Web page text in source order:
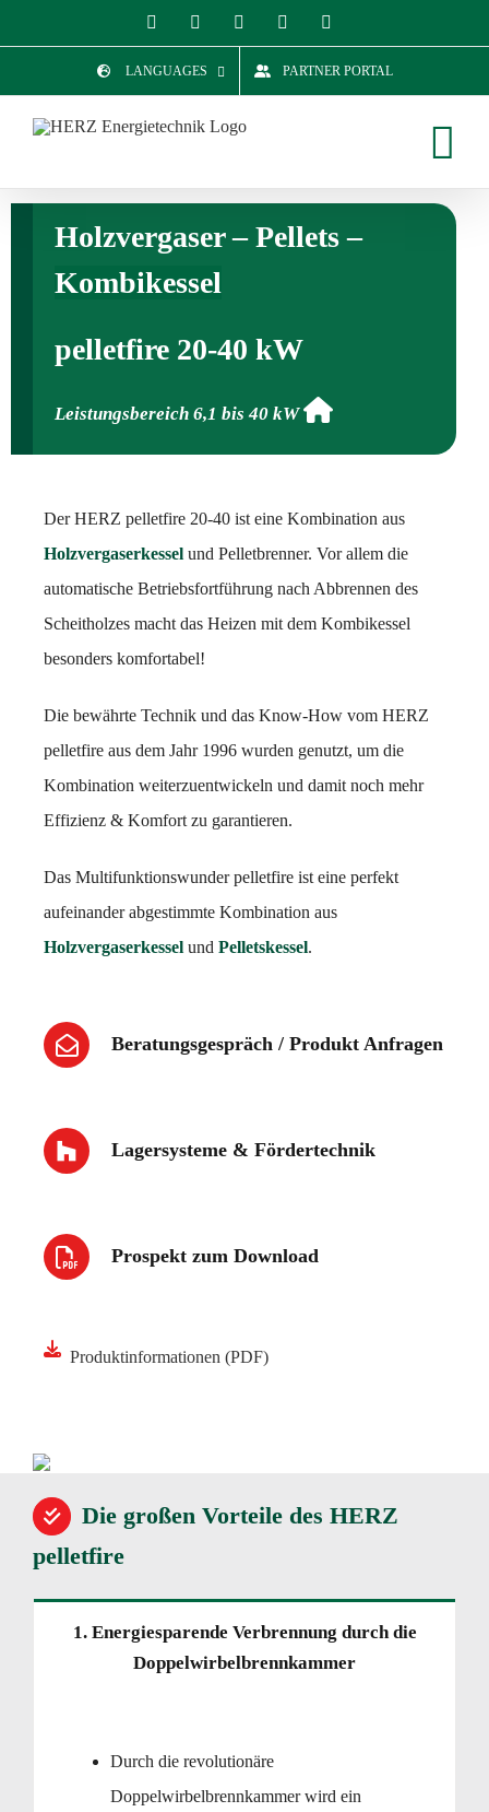
Inhalt
FacebookYouTubeInstagramLinkedIn
LANGUAGES PARTNER PORTAL
Holzvergaser – Pellets–
Kombikessel
pelletfire 20-40 kW
Leistungsbereich 6,1 bis 40 kW
Der HERZ pelletfire 20-40 ist eine Kombination aus
Holzvergaserkessel und Pelletbrenner. Vor allem die
automatische Betriebsfortführung nach Abbrennen des
Scheitholzes macht das Heizen mit dem Kombikessel
besonders komfortabel!
Die bewährte Technik und das Know-How vom HERZ
pelletfire aus dem Jahr 1996 wurden genutzt, um die
Kombination weiterzuentwickeln und damit noch mehr
Effizienz & Komfort zu garantieren.
Das Multifunktionswunder pelletfire ist eine perfekt
aufeinander abgestimmte Kombination aus
Holzvergaserkessel und Pelletskessel.
Beratungsgespräch / Produkt Anfragen
Lagersysteme & Fördertechnik
Prospekt zum Download
Produktinformationen (PDF)
Die großen Vorteile des HERZ
pelletfire
1. Energiesparende Verbrennung durch die
Doppelwirbelbrennkammer
Durch die revolutionäre
Doppelwirbelbrennkammer wird ein